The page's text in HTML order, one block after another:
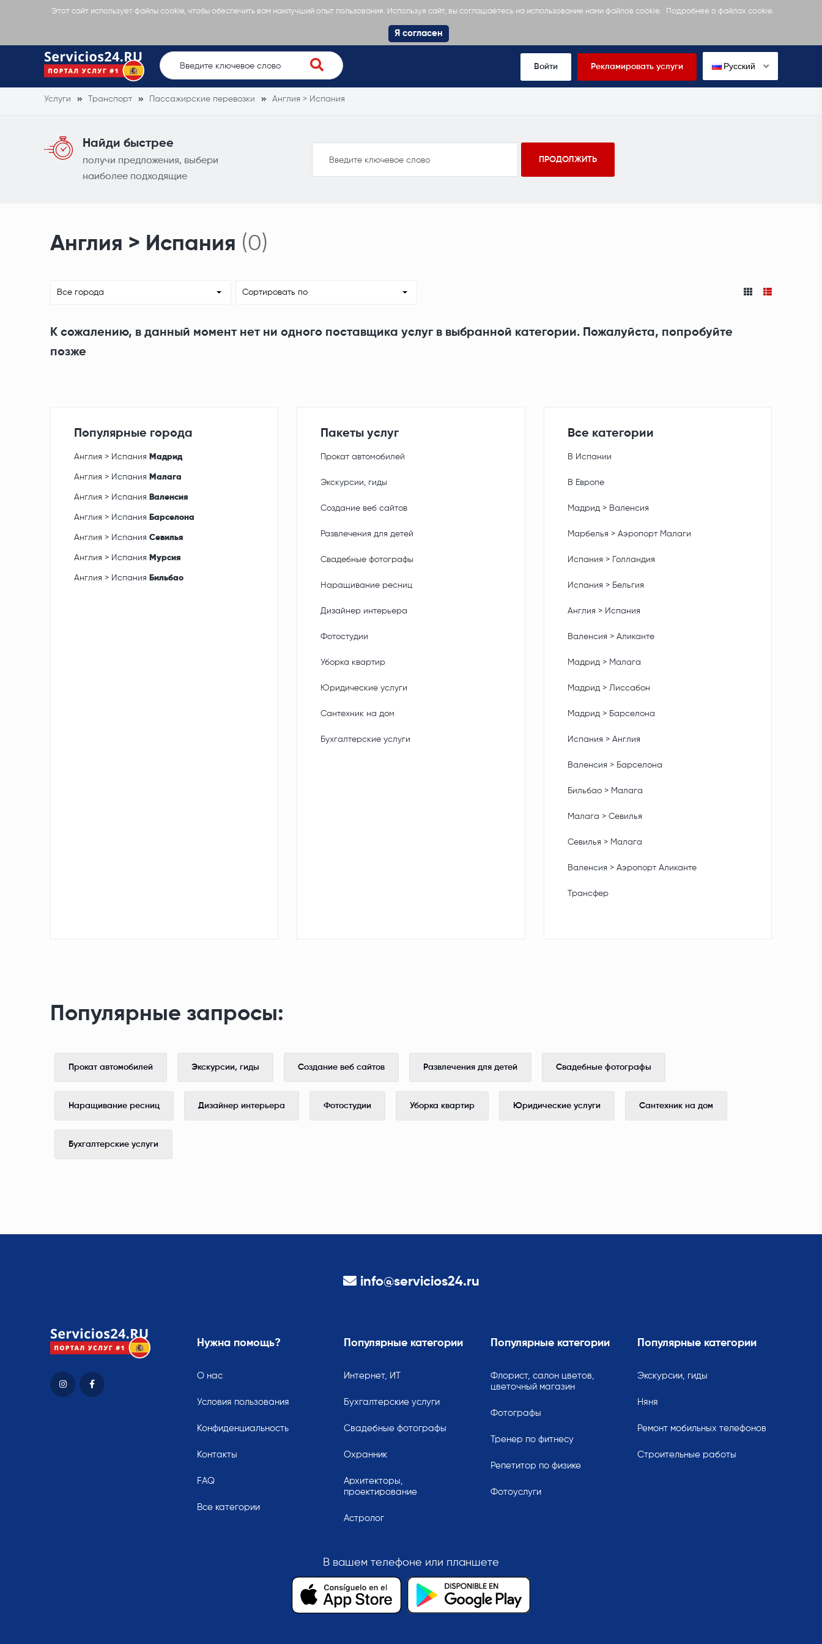
Этот сайт использует файлы cookie, чтобы обеспечить вам наилучший опыт пользования. Используя сайт, вы соглашаетесь на использование нами файлов cookie. Подробнее о файлах cookie.
Я согласен
Войти Рекламировать услуги Русский
Услуги Транспорт Пассажирские перевозки Англия > Испания
Найди быстрее
получи предложения, выбери
наиболее подходящие
Англия > Испания (0)
Все города Сортировать по
К сожалению, в данный момент нет ни одного поставщика услуг в выбранной категории. Пожалуйста, попробуйте
позже
Популярные города
Англия > Испания Мадрид
Англия > Испания Малага
Англия > Испания Валенсия
Англия > Испания Барселона
Англия > Испания Севилья
Англия > Испания Мурсия
Англия > Испания Бильбао
Пакеты услуг
Прокат автомобилей
Экскурсии, гиды
Создание веб сайтов
Развлечения для детей
Свадебные фотографы
Наращивание ресниц
Дизайнер интерьера
Фотостудии
Уборка квартир
Юридические услуги
Сантехник на дом
Бухгалтерские услуги
Все категории
В Испании
В Европе
Мадрид > Валенсия
Марбелья > Аэропорт Малаги
Испания > Голландия
Испания > Бельгия
Англия > Испания
Валенсия > Аликанте
Мадрид > Малага
Мадрид > Лиссабон
Мадрид > Барселона
Испания > Англия
Валенсия > Барселона
Бильбао > Малага
Малага > Севилья
Севилья > Малага
Валенсия > Аэропорт Аликанте
Трансфер
Популярные запросы:
Прокат автомобилей Экскурсии, гиды Создание веб сайтов Развлечения для детей Свадебные фотографы
Наращивание ресниц Дизайнер интерьера Фотостудии Уборка квартир Юридические услуги Сантехник на дом
Бухгалтерские услуги
info@servicios24.ru
Нужна помощь?
О нас
Условия пользования
Конфиденциальность
Контакты
FAQ
Все категории
Популярные категории
Интернет, ИТ
Бухгалтерские услуги
Свадебные фотографы
Охранник
Архитекторы,
проектирование
Астролог
Популярные категории
Флорист, салон цветов,
цветочный магазин
Фотографы
Тренер по фитнесу
Репетитор по физике
Фотоуслуги
Популярные категории
Экскурсии, гиды
Няня
Ремонт мобильных телефонов
Строительные работы
В вашем телефоне или планшете